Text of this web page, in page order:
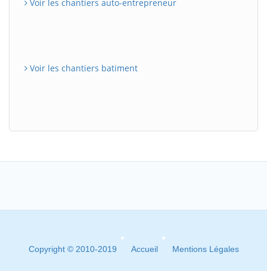
Voir les chantiers auto-entrepreneur
Voir les chantiers batiment
Copyright © 2010-2019 Accueil Mentions Légales